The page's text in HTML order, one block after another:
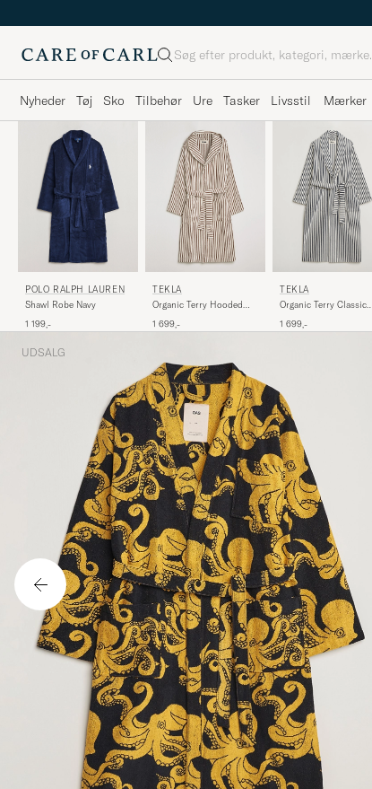
Søg
Nyheder Tøj Sko Tilbehør Ure Tasker Livsstil Mærker
POLO RALPH LAUREN
Shawl Robe Navy
1 199,-
TEKLA
Organic Terry Hooded
1 699,-
TEKLA
Organic Terry Classic
1 699,-
UDSALG